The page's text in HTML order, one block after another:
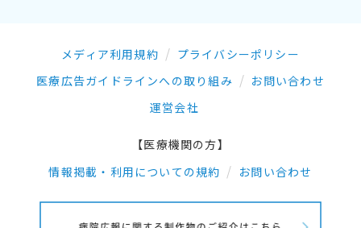
メディア利用規約
プライバシーポリシー
医療広告ガイドラインへの取り組み
お問い合わせ
運営会社
【医療機関の方】
情報掲載・利用についての規約
お問い合わせ